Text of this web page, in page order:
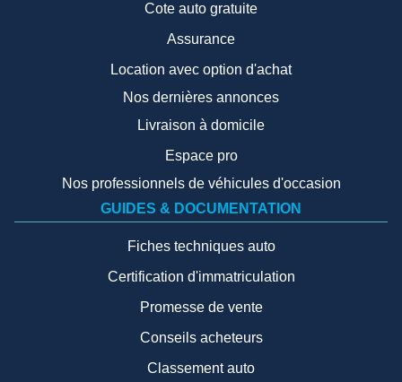
Cote auto gratuite
Assurance
Location avec option d'achat
Nos dernières annonces
Livraison à domicile
Espace pro
Nos professionnels de véhicules d'occasion
GUIDES & DOCUMENTATION
Fiches techniques auto
Certification d'immatriculation
Promesse de vente
Conseils acheteurs
Classement auto